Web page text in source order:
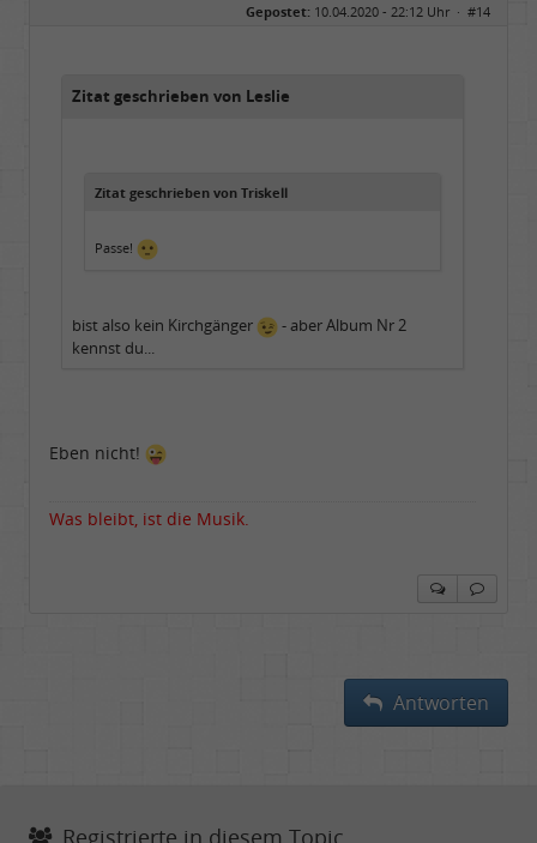
Gepostet: 10.04.2020 - 22:12 Uhr · #14
Zitat geschrieben von Leslie
Zitat geschrieben von Triskell
Passe!
bist also kein Kirchgänger
- aber Album Nr 2
kennst du...
Eben nicht!
Was bleibt, ist die Musik.
Antworten
Registrierte in diesem Topic